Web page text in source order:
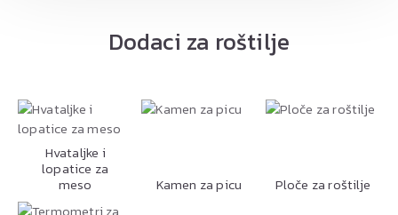
Dodaci za roštilje
Hvataljke i
lopatice za
meso Kamen za picu Ploče za roštilje